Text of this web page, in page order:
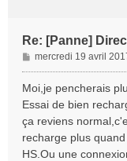
Re: [Panne]
M
e
s
g
e
mercredi 19 avril
Moi,je pencherais
Essai de bien
ça reviens
recharge plus
HS.Ou une